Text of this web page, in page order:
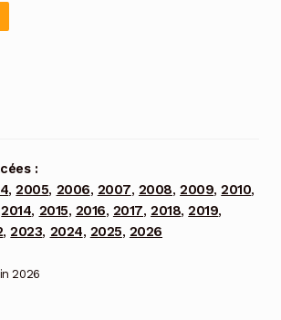
:
,2005, 2006, 2007, 2008,2009,2010,
2014, 2015, 2016, 2017,2018,2019,
,2023, 2024, 2025, 2026
2026